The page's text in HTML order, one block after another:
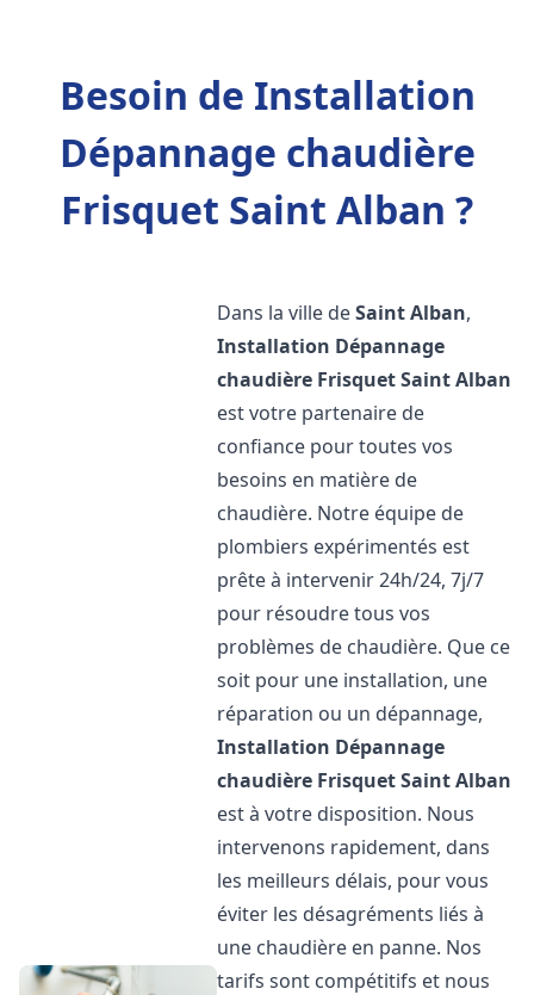
Besoin de Installation
Dépannage chaudière
Frisquet Saint Alban ?
Dans la ville deSaint Alban,
Installation Dépannage
chaudière FrisquetSaint Alban
est votre partenaire de
confiance pour toutes vos
besoins en matière de
chaudière. Notre équipe de
plombiers expérimentés est
prête à intervenir 24h/24, 7j/7
pour résoudre tous vos
problèmes de chaudière. Que ce
soit pour une installation, une
réparation ou un dépannage,
Installation Dépannage
chaudière FrisquetSaint Alban
est à votre disposition. Nous
intervenons rapidement, dans
les meilleurs délais, pour vous
éviter les désagréments liés à
une chaudière en panne. Nos
tarifs sont compétitifs et nous